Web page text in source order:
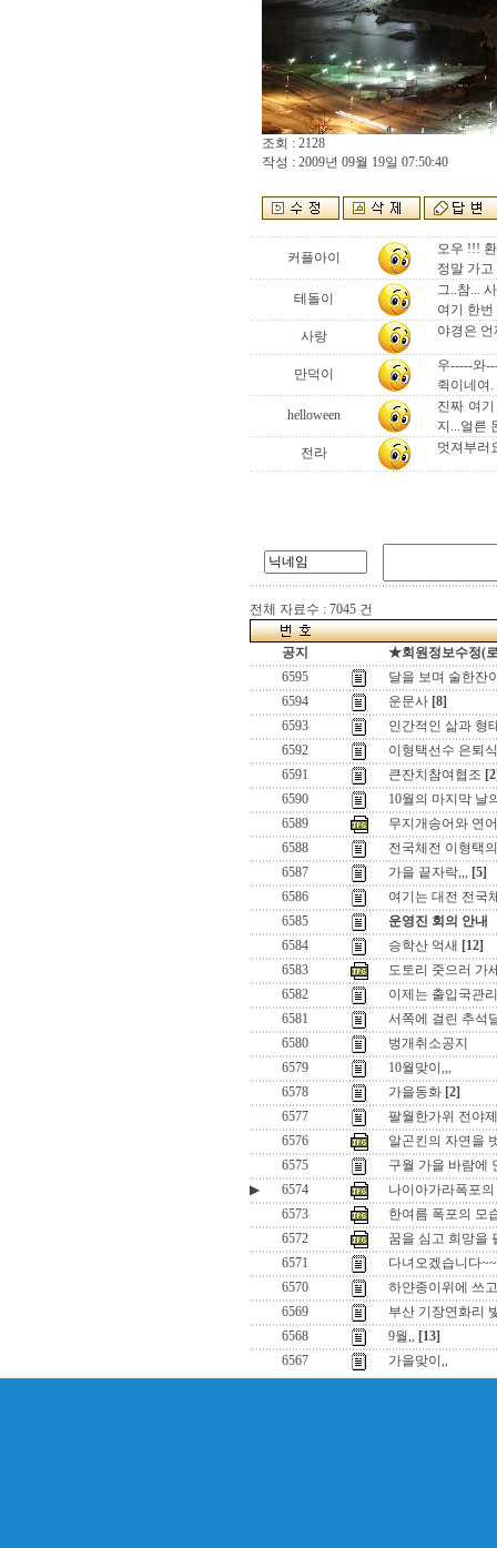
조회 : 2128
작성 : 2009년 09월 19일 07:50:40
커플아이
오우 !!!
정말 가
테돌이
그..참...
여기 한
사랑
야경은
만덕이
우-----와
쥑이네여.
helloween
진짜 여
지...얼른
전라
멋져부러
전체 자료수 : 7045 건
공지
★회원정보수정(
6595
달을 보며 술한잔
6594
운문사 [8]
6593
인간적인 삶과 형
6592
이형택선수 은퇴
6591
큰잔치참여협조
6590
10월의 마지막 날
6589
무지개송어와 연어
6588
전국체전 이형택
6587
가을 끝자락,,, [5]
6586
여기는 대전 전국
6585
운영진 회의 안내
6584
승학산 억새 [12]
6583
도토리 줏으러 가
6582
이제는 출입국관
6581
서쪽에 걸린 추석
6580
벙개취소공지
6579
10월맞이,,,
6578
가을동화 [2]
6577
팔월한가위 전야
6576
알곤킨의 자연을
6575
구월 가을 바람에
▶
6574
나이아가라폭포
6573
한여름 폭포의 모
6572
꿈을 심고 희망을
6571
다녀오겠습니다~~
6570
하얀종이위에 쓰
6569
부산 기장연화리
6568
9월,, [13]
6567
가을맞이,,